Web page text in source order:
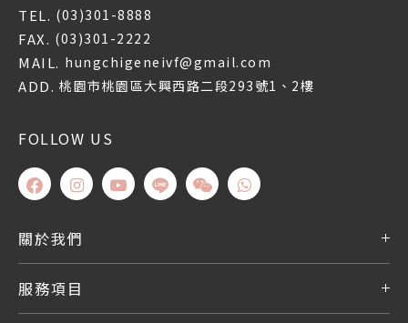
TEL. (03)301-8888
FAX. (03)301-2222
MAIL. hungchigeneivf@gmail.com
ADD. 桃園市桃園區大興西路二段293號1、2樓
FOLLOW US
關於我們
服務項目